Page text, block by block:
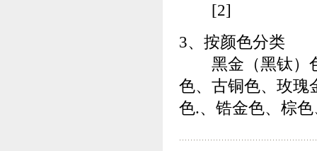
[2]
3、按颜色分类
黑金（黑钛）色
色、古铜色、玫瑰
色.、锆金色、棕